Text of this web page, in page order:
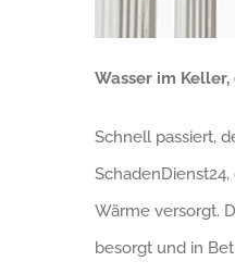
Wasser im
Schnell passiert,
Wärme versorgt.
besorgt und in